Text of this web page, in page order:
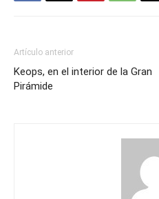
Artículo anterior
Keops, en el interior de la Gran
Pirámide